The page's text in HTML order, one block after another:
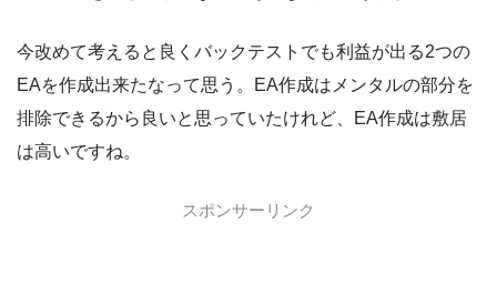
今改めて考えると良くバックテストでも利益が出る2つの
EAを作成出来たなって思う。EA作成はメンタルの部分を
排除できるから良いと思っていたけれど、EA作成は敷居
は高いですね。
スポンサーリンク